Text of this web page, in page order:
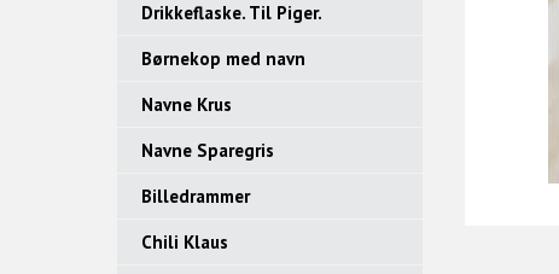
Drikkeflaske. Til Piger.
Børnekop med navn
Navne Krus
Navne Sparegris
Billedrammer
Chili Klaus